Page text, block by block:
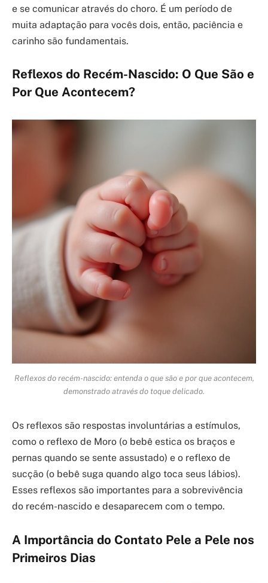
e se comunicar através do choro. É um período de
muita adaptação para vocês dois, então, paciência e
carinho são fundamentais.
Reflexos do Recém-Nascido: O Que São e
Por Que Acontecem?
Reflexos do recém-nascido: entenda o que são e por que acontecem,
demonstrado através do toque delicado.
Os reflexos são respostas involuntárias a estímulos,
como o reflexo de Moro (o bebê estica os braços e
pernas quando se sente assustado) e o reflexo de
sucção (o bebê suga quando algo toca seus lábios).
Esses reflexos são importantes para a sobrevivência
do recém-nascido e desaparecem com o tempo.
A Importância do Contato Pele a Pele nos
Primeiros Dias